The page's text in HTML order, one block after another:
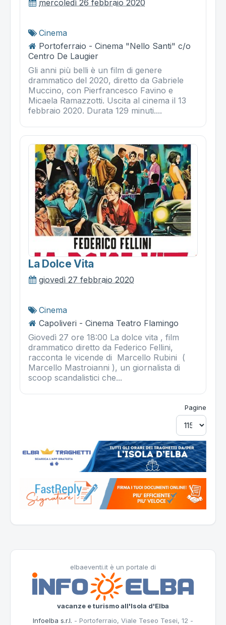
mercoledì 26 febbraio 2020
Cinema
Portoferraio - Cinema "Nello Santi" c/o
Centro De Laugier
Gli anni più belli è un film di genere
drammatico del 2020, diretto da Gabriele
Muccino, con Pierfrancesco Favino e
Micaela Ramazzotti. Uscita al cinema il 13
febbraio 2020. Durata 129 minuti....
La Dolce Vita
giovedì 27 febbraio 2020
Cinema
Capoliveri - Cinema Teatro Flamingo
Giovedì 27 ore 18:00 La dolce vita , film
drammatico diretto da Federico Fellini,
racconta le vicende di Marcello Rubini (
Marcello Mastroianni ), un giornalista di
scoop scandalistici che...
Pagine
elbaeventi.it è un portale di
vacanze e turismo all'Isola d'Elba
Infoelba s.r.l. - Portoferraio, Viale Teseo Tesei, 12 -